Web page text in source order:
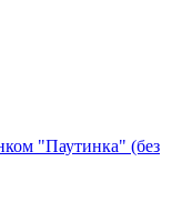
"Паутинка" (без